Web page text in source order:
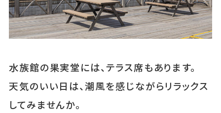
水族館の果実堂には、テラス席もあります。
天気のいい日は、潮風を感じながらリラックス
してみませんか。